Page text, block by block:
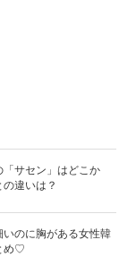
「サセン」はどこか
違いは？
いのに胸がある女性韓
め♡